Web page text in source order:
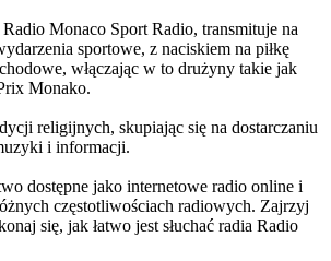
Monaco Sport Radio, transmituje na
sportowe, z naciskiem na piłkę
włączając w to drużyny takie jak
Monako.
religijnych, skupiając się na dostarczaniu
i informacji.
dostępne jako internetowe radio online i
częstotliwościach radiowych. Zajrzyj
się, jak łatwo jest słuchać radia Radio